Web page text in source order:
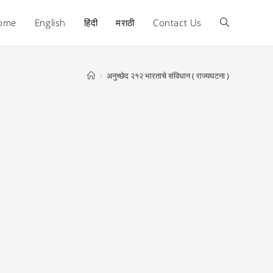
English हिंदी मराठी Contact Us Toggle
> अनुच्छेद २१२ भारताचे संविधान ( राज्यघटना )